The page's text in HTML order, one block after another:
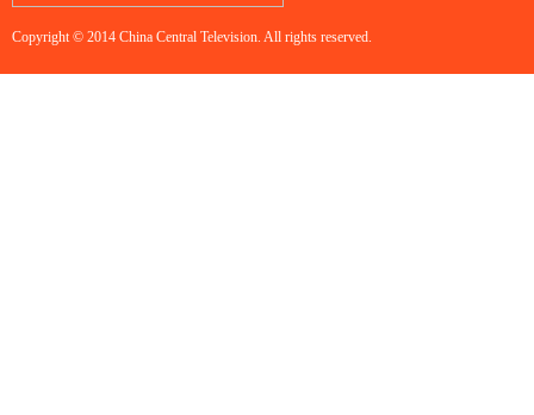
Copyright © 2014 China Central Television. All rights reserved.